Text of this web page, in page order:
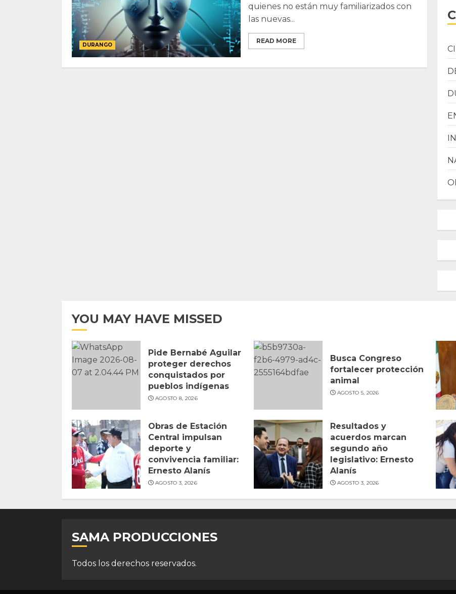
DURANGO
quienes no están muy familiarizados con
las nuevas...
READ MORE
YOU MAY HAVE MISSED
Pide Bernabé Aguilar
proteger derechos
conquistados por
pueblos indígenas
AGOSTO 8, 2026
Busca Congreso
fortalecer protección
animal
AGOSTO 5, 2026
Obras de Estación
Central impulsan
deporte y
convivencia familiar:
Ernesto Alanís
AGOSTO 3, 2026
Resultados y
acuerdos marcan
segundo año
legislativo: Ernesto
Alanís
AGOSTO 3, 2026
SAMA PRODUCCIONES
Todos los derechos reservados.